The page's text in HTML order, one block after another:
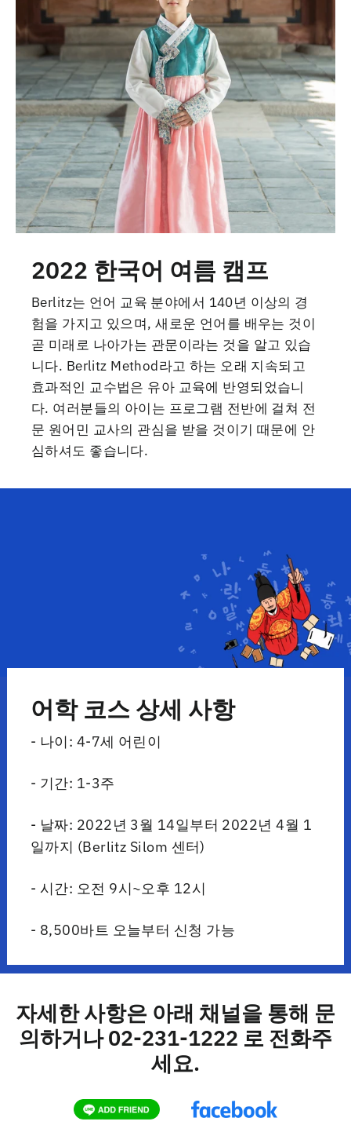
2022 한국어 여름 캠프
Berlitz는 언어 교육 분야에서 140년 이상의 경
험을 가지고 있으며, 새로운 언어를 배우는 것이
곧 미래로 나아가는 관문이라는 것을 알고 있습
니다. Berlitz Method라고 하는 오래 지속되고
효과적인 교수법은 유아 교육에 반영되었습니
다. 여러분들의 아이는 프로그램 전반에 걸쳐 전
문 원어민 교사의 관심을 받을 것이기 때문에 안
심하셔도 좋습니다.
어학 코스 상세 사항
- 나이: 4-7세 어린이
- 기간: 1-3주
- 날짜: 2022년 3월 14일부터 2022년 4월 1
일까지 (Berlitz Silom 센터)
- 시간: 오전 9시~오후 12시
- 8,500바트 오늘부터 신청 가능
자세한 사항은 아래 채널을 통해 문
의하거나 02-231-1222 로 전화주
세요.